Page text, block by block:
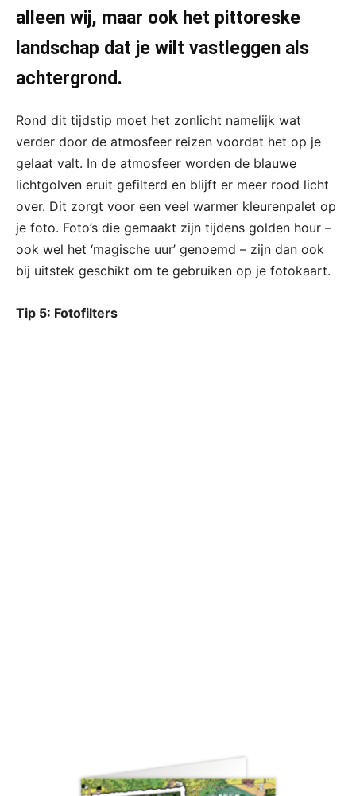
alleen wij, maar ook het pittoreske
landschap dat je wilt vastleggen als
achtergrond.
Rond dit tijdstip moet het zonlicht namelijk wat
verder door de atmosfeer reizen voordat het op je
gelaat valt. In de atmosfeer worden de blauwe
lichtgolven eruit gefilterd en blijft er meer rood licht
over. Dit zorgt voor een veel warmer kleurenpalet op
je foto. Foto’s die gemaakt zijn tijdens golden hour –
ook wel het ‘magische uur’ genoemd – zijn dan ook
bij uitstek geschikt om te gebruiken op je fotokaart.
Tip 5: Fotofilters